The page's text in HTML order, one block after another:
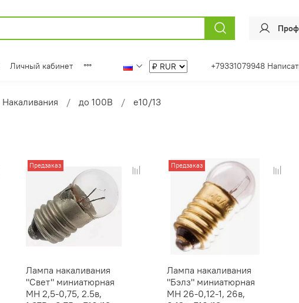
Личный кабинет +79331079948
Накаливания до 100В e10/13
Предзаказ
Лампа накаливания
"Свет" миниатюрная
МН 2,5-0,75, 2.5в,
Предзаказ
Лампа накаливания
"Бэлз" миниатюрная
МН 26-0,12-1, 26в,